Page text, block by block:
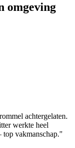
omgeving
achtergelaten.
werkte heel
vakmanschap."